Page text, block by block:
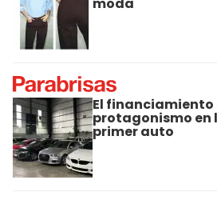
moda
El
protagonismo en
primer auto